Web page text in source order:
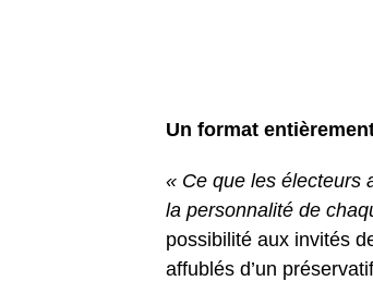
Un format
« Ce que les électeurs
la personnalité de
possibilité aux invités
affublés d’un